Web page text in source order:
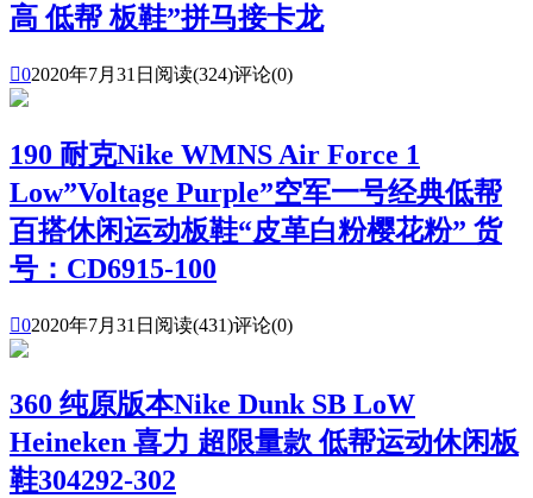
高 低帮 板鞋”拼马接卡龙
02020年7月31日 阅读(324)评论(0)
190 耐克Nike WMNS Air Force 1
Low”Voltage Purple”空军一号经典低帮
百搭休闲运动板鞋“皮革白粉樱花粉” 货
号：CD6915-100
02020年7月31日 阅读(431)评论(0)
360 纯原版本Nike Dunk SB LoW
Heineken 喜力 超限量款 低帮运动休闲板
鞋304292-302